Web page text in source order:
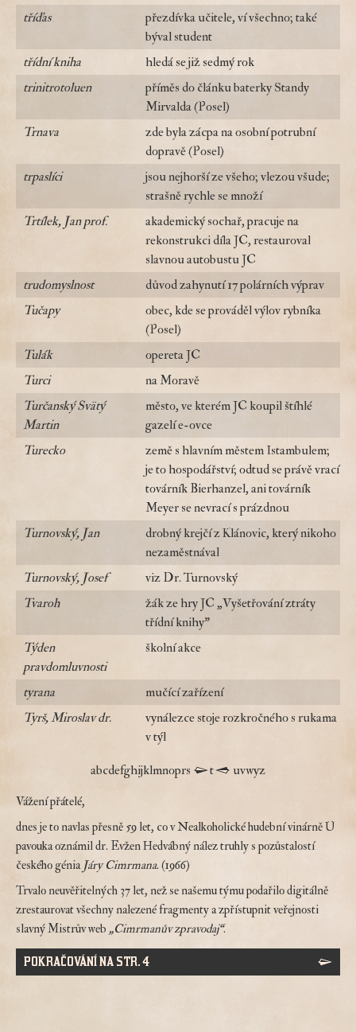
tříďas
přezdívka učitele, ví všechno; také
býval student
třídní kniha
hledá se již sedmý rok
trinitrotoluen
příměs do článku baterky Standy
Mirvalda (Posel)
Trnava
zde byla zácpa na osobní potrubní
dopravě (Posel)
trpaslíci
jsou nejhorší ze všeho; vlezou všude;
strašně rychle se množí
Trtílek, Jan prof.
akademický sochař, pracuje na
rekonstrukci díla JC, restauroval
slavnou autobustu JC
trudomyslnost
důvod zahynutí 17 polárních výprav
Tučapy
obec, kde se prováděl výlov rybníka
(Posel)
Tulák
opereta JC
Turci
na Moravě
Turčanský Svätý
Martin
město, ve kterém JC koupil štíhlé
gazelí e-ovce
Turecko
země s hlavním městem Istambulem;
je to hospodářství; odtud se právě vrací
továrník Bierhanzel, ani továrník
Meyer se nevrací s prázdnou
Turnovský, Jan
drobný krejčí z Klánovic, který nikoho
nezaměstnával
Turnovský, Josef
viz Dr. Turnovský
Tvaroh
žák ze hry JC „Vyšetřování ztráty
třídní knihy"
Týden
pravdomluvnosti
školní akce
tyrana
mučící zařízení
Tyrš, Miroslav dr.
vynálezce stoje rozkročného s rukama
v týl
abcdefghijklmnoprs t uvwyz
Vážení přátelé,
dnes je to navlas přesně 59 let, co v Nealkoholické hudební vinárně U
pavouka oznámil dr. Evžen Hedvábný nález truhly s pozůstalostí
českého génia Járy Cimrmana. (1966)
Trvalo neuvěřitelných 37 let, než se našemu týmu podařilo digitálně
zrestaurovat všechny nalezené fragmenty a zpřístupnit veřejnosti
slavný Mistrův web „Cimrmanův zpravodaj“.
POKRAČOVÁNÍ NA STR. 4